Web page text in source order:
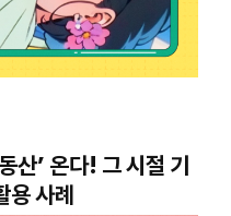
산’ 온다! 그 시절 기
용 사례